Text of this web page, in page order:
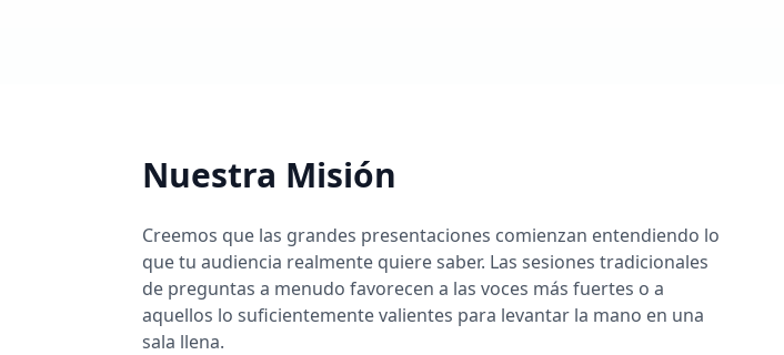
Nuestra Misión
Creemos que las grandes presentaciones comienzan entendiendo lo
que tu audiencia realmente quiere saber. Las sesiones tradicionales
de preguntas a menudo favorecen a las voces más fuertes o a
aquellos lo suficientemente valientes para levantar la mano en una
sala llena.